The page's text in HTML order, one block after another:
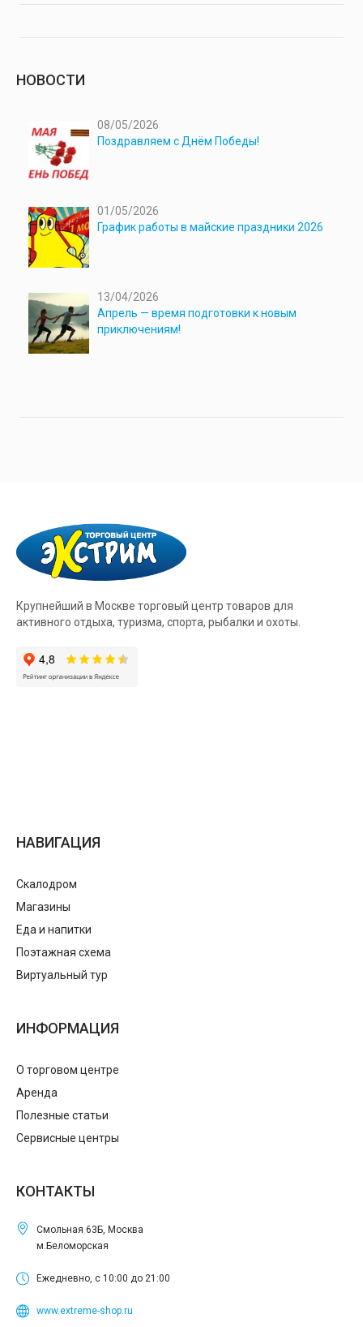
НОВОСТИ
08/05/2026
Поздравляем с Днём Победы!
01/05/2026
График работы в майские праздники 2026
13/04/2026
Апрель — время подготовки к новым
приключениям!
Крупнейший в Москве торговый центр товаров для
активного отдыха, туризма, спорта, рыбалки и охоты.
НАВИГАЦИЯ
Скалодром
Магазины
Еда и напитки
Поэтажная схема
Виртуальный тур
ИНФОРМАЦИЯ
О торговом центре
Аренда
Полезные статьи
Сервисные центры
КОНТАКТЫ
Смольная 63Б, Москва
м.Беломорская
Ежедневно, с 10:00 до 21:00
www.extreme-shop.ru